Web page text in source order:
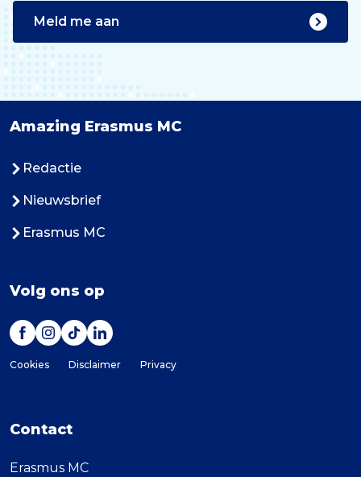
Meld me aan
Amazing Erasmus MC
Redactie
Nieuwsbrief
Erasmus MC
Volg ons op
Cookies Disclaimer Privacy
Contact
Erasmus MC